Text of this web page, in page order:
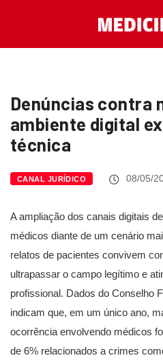
Denúncias contra
ambiente digital
técnica
CANAL JURÍDICO 08/05/
A ampliação dos canais digitais
médicos diante de um cenário
relatos de pacientes convivem
ultrapassar o campo legítimo e
profissional. Dados do Conselho
indicam que, em um único ano,
ocorrência envolvendo médicos
de 6% relacionados a crimes